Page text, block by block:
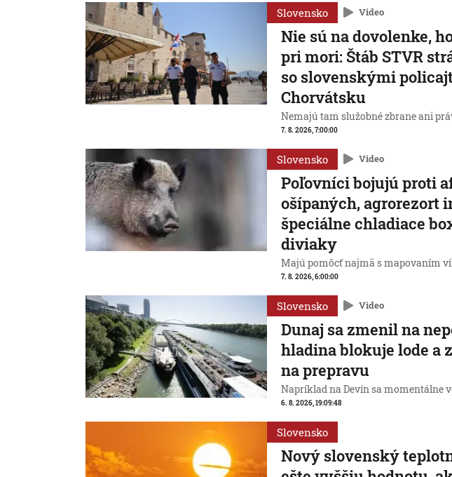
Slovensko Video
Nie sú na dovolenke,
pri mori: Štáb STVR
so slovenskými
Chorvátsku
Nemajú tam služobné zbrane ani
7. 8. 2026, 7:00:00
Slovensko Video
Poľovníci bojujú proti
ošípaných, agrorezort
špeciálne chladiace
diviaky
Majú pomôcť najmä s mapovaním
7. 8. 2026, 6:00:00
Slovensko Video
Dunaj sa zmenil na
hladina blokuje lode a
na prepravu
Napríklad na Devín sa momentálne
6. 8. 2026, 19:09:48
Slovensko
Nový slovenský